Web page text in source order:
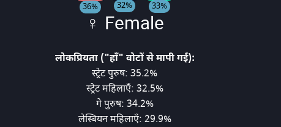
36% 32% 33%
♀ Female
लोकप्रियता ("हाँ" वोटों से मापी गई):
स्ट्रेट पुरुष: 35.2%
स्ट्रेट महिलाएँ: 32.5%
गे पुरुष: 34.2%
लेस्बियन महिलाएँ: 29.9%